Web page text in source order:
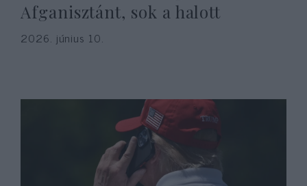
Afganisztánt, sok a halott
2026. június 10.